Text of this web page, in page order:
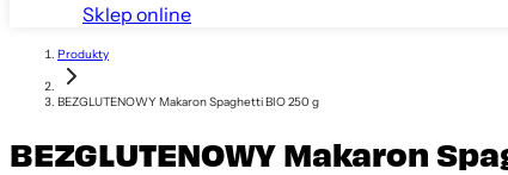
Sklep online
Produkty
BEZGLUTENOWY Makaron Spaghetti BIO 250 g
BEZGLUTENOWY Makaron